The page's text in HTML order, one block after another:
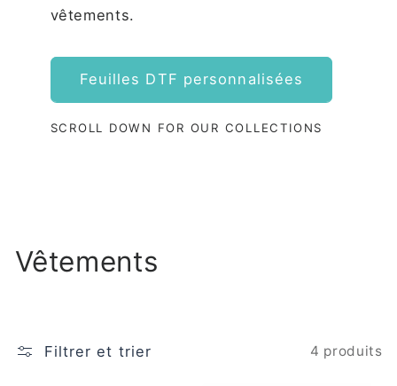
vêtements.
Feuilles DTF personnalisées
SCROLL DOWN FOR OUR COLLECTIONS
C
l
Vêtements
Filtrer et trier 4 produits